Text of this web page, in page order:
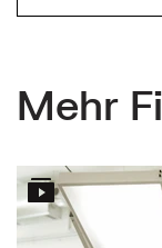
Mehr
Mehr zu: Die